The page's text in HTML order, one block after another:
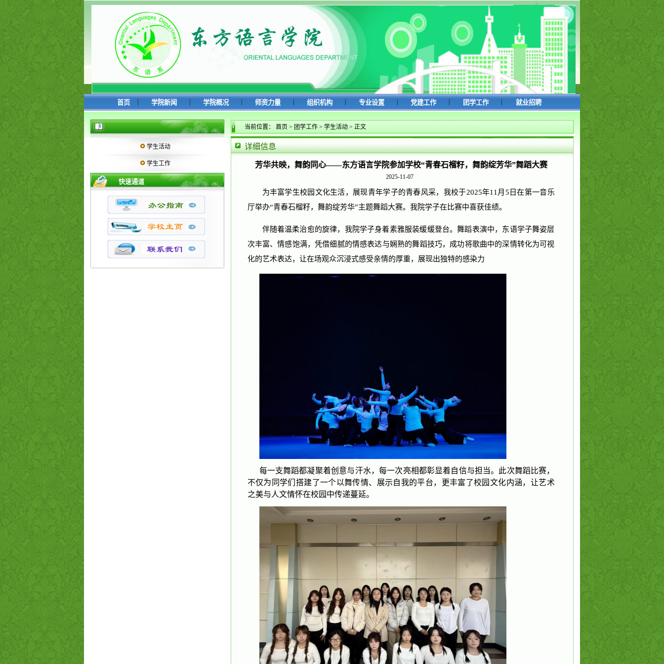
首页 学院新闻 学院概况 师资力量 组织机构 专业设置 党建工作 团学工作 就业招聘
学生活动
学生工作
快速通道
当前位置： 首页 > 团学工作 > 学生活动 > 正文
详细信息
芳华共映，舞韵同心——东方语言学院参加学校“青春石榴籽，舞韵绽芳华”舞蹈大赛
2025-11-07
为丰富学生校园文化生活，展现青年学子的青春风采，我校于2025年11月5日在第一音乐
厅举办“青春石榴籽，舞韵绽芳华”主题舞蹈大赛。我院学子在比赛中喜获佳绩。
伴随着温柔治愈的旋律，我院学子身着素雅服装缓缓登台。舞蹈表演中，东语学子舞姿层
次丰富、情感饱满，凭借细腻的情感表达与娴熟的舞蹈技巧，成功将歌曲中的深情转化为可视
化的艺术表达，让在场观众沉浸式感受亲情的厚重，展现出独特的感染力
每一支舞蹈都凝聚着创意与汗水，每一次亮相都彰显着自信与担当。此次舞蹈比赛，
不仅为同学们搭建了一个以舞传情、展示自我的平台，更丰富了校园文化内涵，让艺术
之美与人文情怀在校园中传递蔓延。